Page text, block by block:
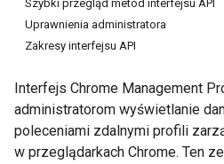
Szybki przegląd metod interfejsu API
Uprawnienia administratora
Zakresy interfejsu API
Interfejs Chrome Management
administratorom wyświetlanie
poleceniami zdalnymi profili
w przeglądarkach Chrome. Ten